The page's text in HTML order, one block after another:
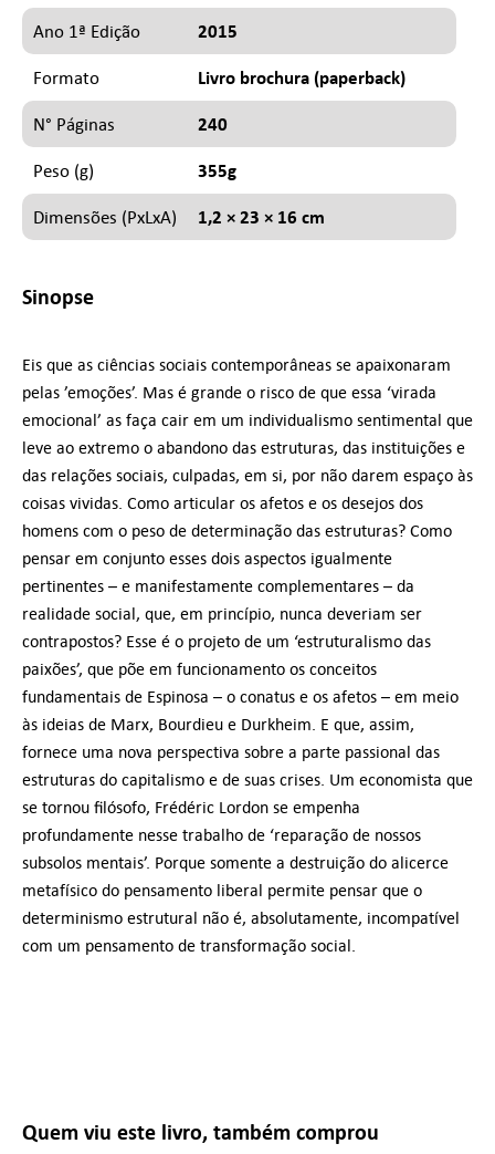
Ano 1ª Edição 2015
Formato Livro brochura (paperback)
N° Páginas 240
Peso (g) 355g
Dimensões (PxLxA) 1,2 × 23 × 16 cm
Sinopse
Eis que as ciências sociais contemporâneas se apaixonaram
pelas ’emoções’. Mas é grande o risco de que essa ‘virada
emocional’ as faça cair em um individualismo sentimental que
leve ao extremo o abandono das estruturas, das instituições e
das relações sociais, culpadas, em si, por não darem espaço às
coisas vividas. Como articular os afetos e os desejos dos
homens com o peso de determinação das estruturas? Como
pensar em conjunto esses dois aspectos igualmente
pertinentes – e manifestamente complementares – da
realidade social, que, em princípio, nunca deveriam ser
contrapostos? Esse é o projeto de um ‘estruturalismo das
paixões’, que põe em funcionamento os conceitos
fundamentais de Espinosa – o conatus e os afetos – em meio
às ideias de Marx, Bourdieu e Durkheim. E que, assim,
fornece uma nova perspectiva sobre a parte passional das
estruturas do capitalismo e de suas crises. Um economista que
se tornou filósofo, Frédéric Lordon se empenha
profundamente nesse trabalho de ‘reparação de nossos
subsolos mentais’. Porque somente a destruição do alicerce
metafísico do pensamento liberal permite pensar que o
determinismo estrutural não é, absolutamente, incompatível
com um pensamento de transformação social.
Quem viu este livro, também comprou